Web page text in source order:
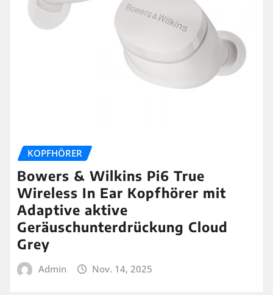
KOPFHÖRER
Bowers & Wilkins Pi6 True
Wireless In Ear Kopfhörer mit
Adaptive aktive
Geräuschunterdrückung Cloud
Grey
Admin Nov. 14, 2025